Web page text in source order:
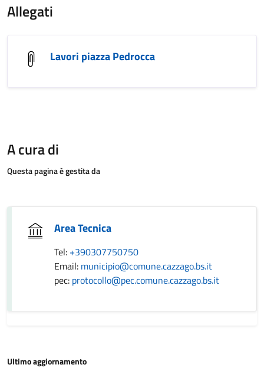
Allegati
Lavori piazza Pedrocca
A cura di
Questa pagina è gestita da
Area Tecnica
Tel: +390307750750
Email: municipio@comune.cazzago.bs.it
pec: protocollo@pec.comune.cazzago.bs.it
Ultimo aggiornamento